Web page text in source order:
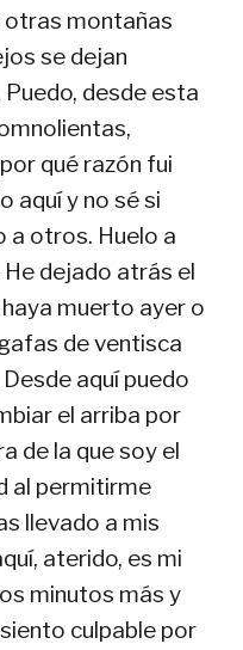
otras montañas
se dejan
desde esta
qué razón fui
aquí y no sé si
a otros. Huelo a
dejado atrás el
muerto ayer o
de ventisca
aquí puedo
el arriba por
de la que soy el
al permitirme
llevado a mis
aterido, es mi
minutos más y
culpable por